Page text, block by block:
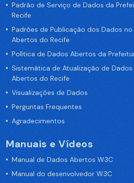
Padrão de Serviço de Dados da
Recife
Padrões de Publicação dos Dados
Abertos do Recife
Política de Dados Abertos da
Sistemática de Atualização de
Abertos do Recife
Visualizações de Dados
Perguntas Frequentes
Agradecimentos
Manuais e Vídeos
Manual de Dados Abertos W3C
Manual do desenvolvedor W3C